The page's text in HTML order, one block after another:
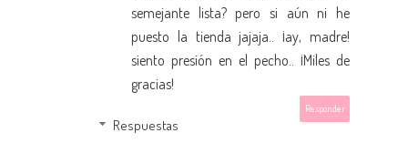
semejante lista? pero si aún ni he
puesto la tienda jajaja.. ¡ay, madre!
siento presión en el pecho.. ¡Miles de
gracias!
Responder
Respuestas